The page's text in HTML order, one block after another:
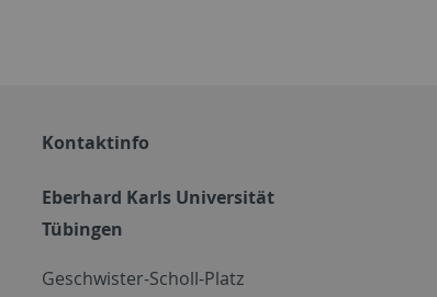
Kontaktinfo
Eberhard Karls Universität
Tübingen
Geschwister-Scholl-Platz